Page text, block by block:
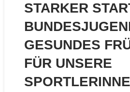
STARKER
GESUNDES
FÜR UNSERE